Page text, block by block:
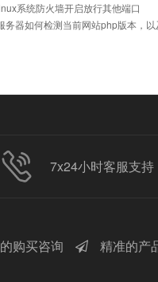
系统防火墙开启放行其他端口
务器如何检测当前网站php版本，
7x24小时客服支持
购买咨询 精准的产